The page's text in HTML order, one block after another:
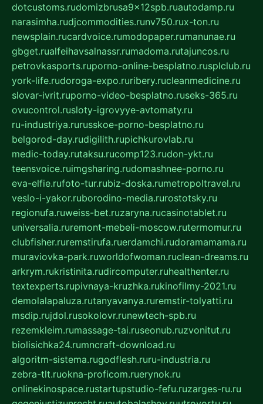
dotcustoms.rudomizbrusa9x12spb.ruautodamp.ru
narasimha.rudjcommodities.runv750.rux-ton.ru
newsplain.rucardvoice.rumodopaper.rumanunae.ru
gbget.rualfeihavsalnassr.rumadoma.rutajuncos.ru
petrovkasports.ruporno-online-besplatno.rusplclub.ru
york-life.rudoroga-expo.ruribery.rucleanmedicine.ru
slovar-ivrit.ruporno-video-besplatno.ruseks-365.ru
ovucontrol.rusloty-igrovyye-avtomaty.ru
ru-industriya.rurusskoe-porno-besplatno.ru
belgorod-day.rudigilith.rupichkurovlab.ru
medic-today.rutaksu.rucomp123.rudon-ykt.ru
teensvoice.ruimgsharing.rudomashnee-porno.ru
eva-elfie.rufoto-tur.rubiz-doska.rumetropoltravel.ru
veslo-i-yakor.ruborodino-media.rurostotsky.ru
regionufa.ruweiss-bet.ruzaryna.rucasinotablet.ru
universalia.ruremont-mebeli-moscow.rutermomur.ru
clubfisher.ruremstirufa.ruerdamchi.rudoramamama.ru
muraviovka-park.ruworldofwoman.ruclean-dreams.ru
arkrym.rukristinita.rudircomputer.ruhealthenter.ru
textexperts.rupivnaya-kruzhka.rukinofilmy-2021.ru
demolalapaluza.rutanyavanya.ruremstir-tolyatti.ru
msdip.rujdol.rusokolovr.runewtech-spb.ru
rezemkleim.rumassage-tai.ruseonub.ruzvonitut.ru
biolisichka24.rumncraft-download.ru
algoritm-sistema.rugodflesh.ruru-industria.ru
zebra-tlt.ruokna-proficom.ruerynok.ru
onlinekinospace.rustartupstudio-fefu.ruzarges-ru.ru